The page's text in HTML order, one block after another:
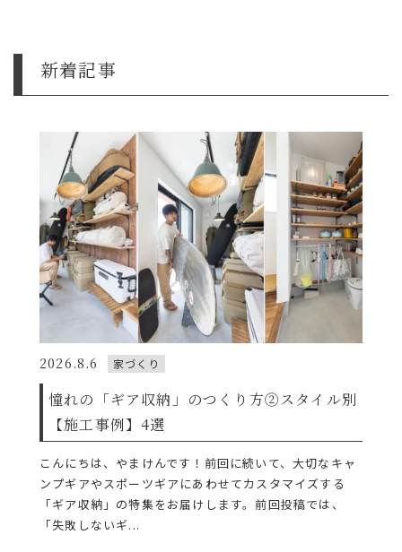
新着記事
2026.8.6 家づくり
憧れの「ギア収納」のつくり方②スタイル別
【施工事例】4選
こんにちは、やまけんです！前回に続いて、大切なキャ
ンプギアやスポーツギアにあわせてカスタマイズする
「ギア収納」の特集をお届けします。前回投稿では、
「失敗しないギ...